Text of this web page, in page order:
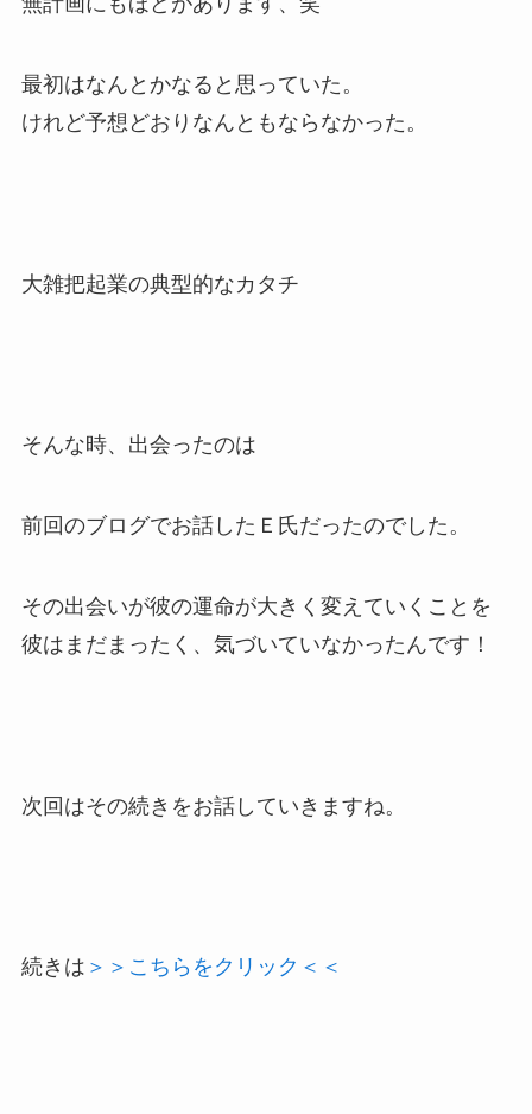
最初はなんとかなると思っていた。
けれど予想どおりなんともならなかった。
大雑把起業の典型的なカタチ
そんな時、出会ったのは
前回のブログでお話したＥ氏だったのでした。
その出会いが彼の運命が大きく変えていくことを
彼はまだまったく、気づいていなかったんです！
次回はその続きをお話していきますね。
続きは ＞＞こちらをクリック＜＜